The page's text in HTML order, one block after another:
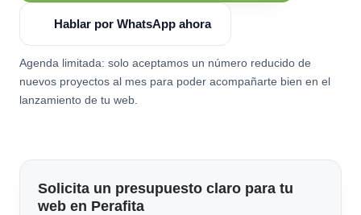
Hablar por WhatsApp ahora
Agenda limitada: solo aceptamos un número reducido de
nuevos proyectos al mes para poder acompañarte bien en el
lanzamiento de tu web.
Solicita un presupuesto claro para tu
web en Perafita